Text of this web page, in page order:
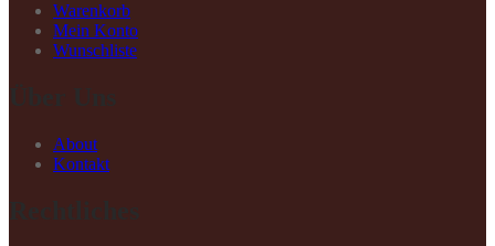
Warenkorb
Mein Konto
Wunschliste
About
Kontakt